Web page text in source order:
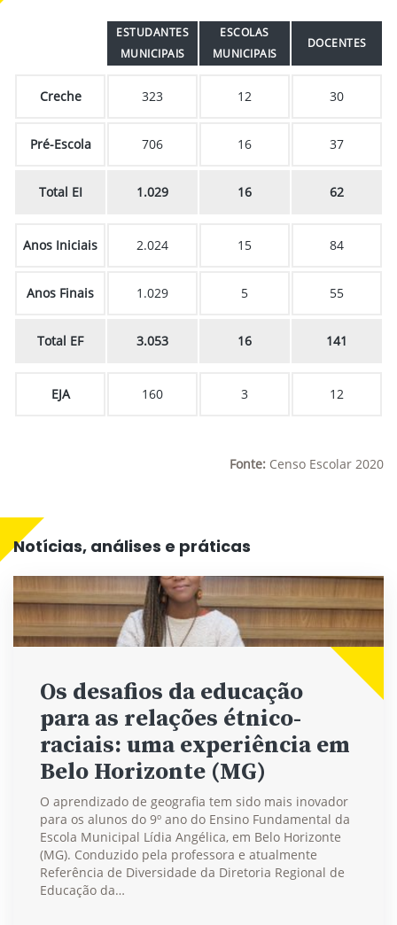
ESTUDANTES
MUNICIPAIS
ESCOLAS
MUNICIPAIS
DOCENTES
Creche 323 12 30
Pré-Escola 706 16 37
Total EI 1.029 16 62
Anos Iniciais 2.024 15 84
Anos Finais 1.029 5 55
Total EF 3.053 16 141
EJA 160 3 12
Fonte: Censo Escolar 2020
Notícias, análises e práticas
Os desafios da educação
para as relações étnico-
raciais: uma experiência em
Belo Horizonte (MG)
O aprendizado de geografia tem sido mais inovador
para os alunos do 9º ano do Ensino Fundamental da
Escola Municipal Lídia Angélica, em Belo Horizonte
(MG). Conduzido pela professora e atualmente
Referência de Diversidade da Diretoria Regional de
Educação da…